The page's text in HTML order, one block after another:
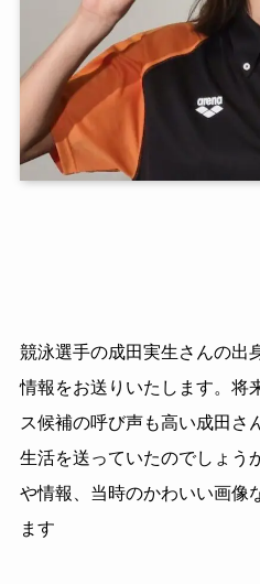
競泳選手の成田実生さんの出
情報をお送りいたします。将
ス候補の呼び声も高い成田さ
生活を送っていたのでしょう
や情報、当時のかわいい画像
ます